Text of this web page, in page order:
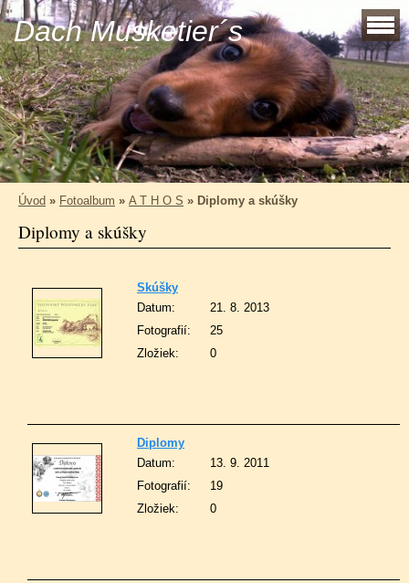
Dach Musketier´s
Úvod » Fotoalbum » A T H O S » Diplomy a skúšky
Diplomy a skúšky
Skúšky
Datum:
21. 8. 2013
Fotografií:
25
Zložiek:
0
Diplomy
Datum:
13. 9. 2011
Fotografií:
19
Zložiek:
0